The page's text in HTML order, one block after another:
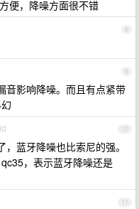
便，降噪方面很不错
8
9
音影响降噪。而且有点紧带
10
蓝牙降噪也比索尼的强。
，表示蓝牙降噪还是
11